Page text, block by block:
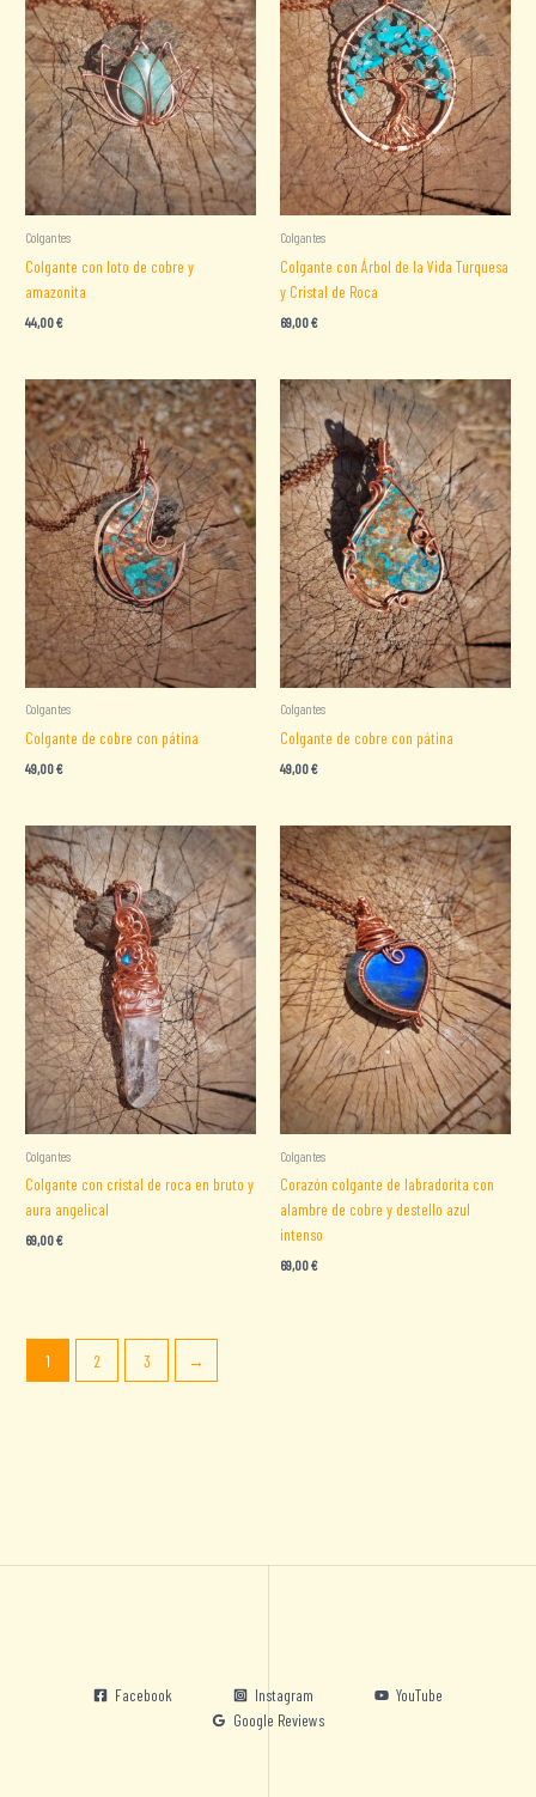
Colgantes
Colgante con loto de cobre y
amazonita
44,00€
Colgantes
Colgante con Árbol de la Vida Turquesa
y Cristal de Roca
69,00€
Colgantes
Colgante de cobre con pátina
49,00€
Colgantes
Colgante de cobre con pátina
49,00€
Colgantes
Colgante con cristal de roca en bruto y
aura angelical
69,00€
Colgantes
Corazón colgante de labradorita con
alambre de cobre y destello azul
intenso
69,00€
1 2 3 →
Facebook Instagram
YouTube
Google Reviews